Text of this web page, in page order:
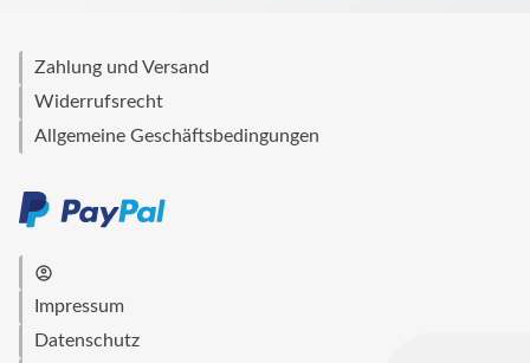
Zahlung und Versand
Widerrufsrecht
Allgemeine Geschäftsbedingungen
account_circle
Impressum
Datenschutz